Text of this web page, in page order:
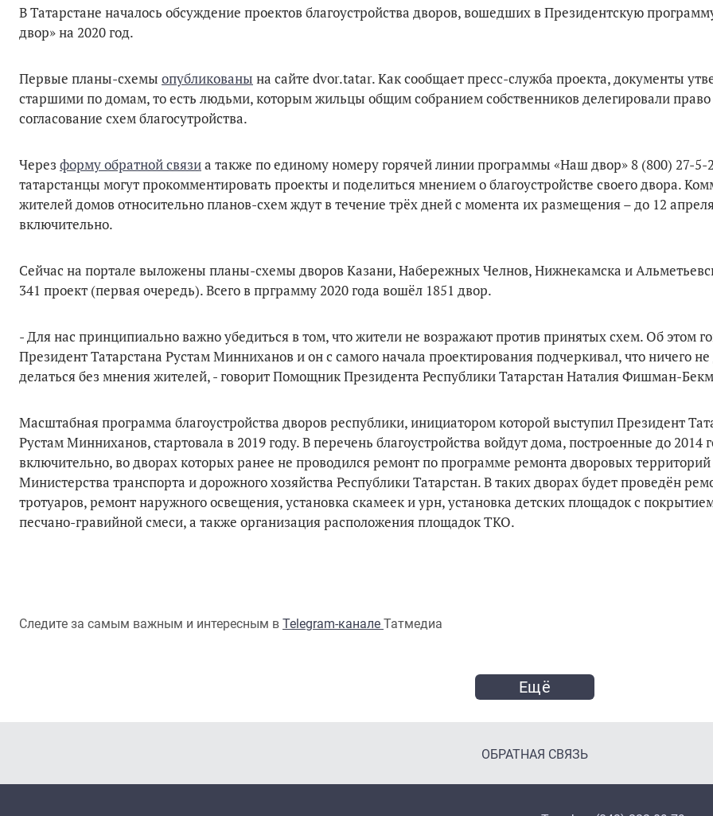
В Татарстане началось обсуждение проектов благоустройства дворов, вошедших в Президентскую
двор» на 2020 год.
Первые планы-схемы опубликованы на сайте dvor.tatar. Как сообщает пресс-служба проекта, документы
старшими по домам, то есть людьми, которым жильцы общим собранием собственников делегировали право
согласование схем благосутройства.
Через форму обратной связиа также по единому номеру горячей линии программы «Наш двор» 8 (800) 27-5-
татарстанцы могут прокомментировать проекты и поделиться мнением о благоустройстве своего двора.
жителей домов относительно планов-схем ждут в течение трёх дней с момента их размещения – до 12
включительно.
Сейчас на портале выложены планы-схемы дворов Казани, Набережных Челнов, Нижнекамска и
341 проект (первая очередь). Всего в прграмму 2020 года вошёл 1851 двор.
- Для нас принципиально важно убедиться в том, что жители не возражают против принятых схем. Об этом
Президент Татарстана Рустам Минниханов и он с самого начала проектирования подчеркивал, что ничего
делаться без мнения жителей, - говорит Помощник Президента Республики Татарстан Наталия Фишман-
Масштабная программа благоустройства дворов республики, инициатором которой выступил Президент
Рустам Минниханов, стартовала в 2019 году. В перечень благоустройства войдут дома, построенные до 2014
включительно, во дворах которых ранее не проводился ремонт по программе ремонта дворовых территорий
Министерства транспорта и дорожного хозяйства Республики Татарстан. В таких дворах будет проведён
тротуаров, ремонт наружного освещения, установка скамеек и урн, установка детских площадок с
песчано-гравийной смеси, а также организация расположения площадок ТКО.
Следите за самым важным и интересным в Telegram-канале Татмедиа
Ещё
ОБРАТНАЯ СВЯЗЬ